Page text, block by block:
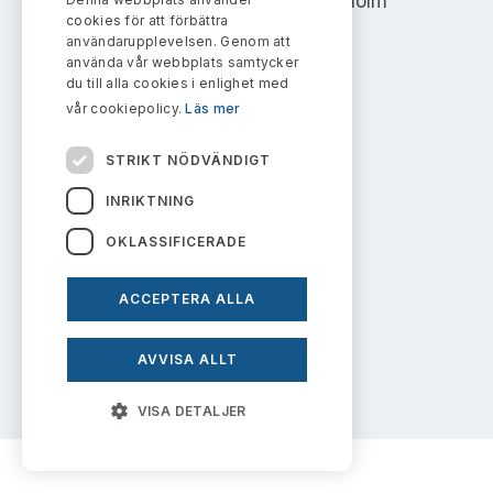
Ledamöter
Huvudmän
Publikationer och anföranden
Sök uttalanden
Avgifter
Prenumerera
Kontakt administrativa ärenden
info@aktiemarknadsnamnden.se
Om webbplatsen
Kakor
Personuppgiftspolicy
Prenumerera på uttalanden
cookies för att förbättra
användarupplevelsen. Genom att
använda vår webbplats samtycker
du till alla cookies i enlighet med
vår cookiepolicy.Läs mer
STRIKT NÖDVÄNDIGT
INRIKTNING
OKLASSIFICERADE
ACCEPTERA ALLA
AVVISA ALLT
VISA DETALJER